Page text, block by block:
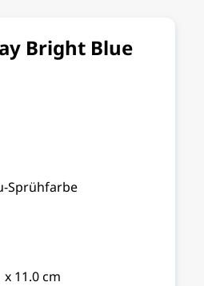
Bright Blue
Sprühfarbe
x 11.0 cm